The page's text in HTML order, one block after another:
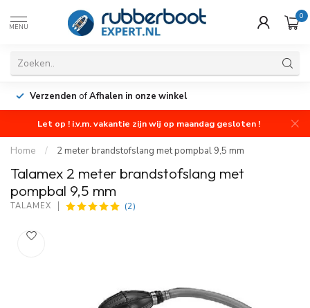
MENU
0
Verzenden ofAfhalen in onze winkel
Let op ! i.v.m. vakantie zijn wij op maandag gesloten !
Home / 2 meter brandstofslang met pompbal 9,5 mm
Talamex 2 meter brandstofslang met
pompbal 9,5 mm
TALAMEX (2)